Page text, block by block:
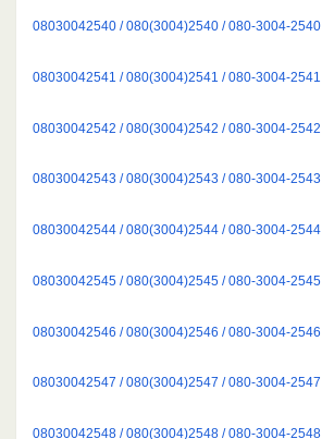
08030042540 / 080(3004)2540 / 080-3004-2540
08030042541 / 080(3004)2541 / 080-3004-2541
08030042542 / 080(3004)2542 / 080-3004-2542
08030042543 / 080(3004)2543 / 080-3004-2543
08030042544 / 080(3004)2544 / 080-3004-2544
08030042545 / 080(3004)2545 / 080-3004-2545
08030042546 / 080(3004)2546 / 080-3004-2546
08030042547 / 080(3004)2547 / 080-3004-2547
08030042548 / 080(3004)2548 / 080-3004-2548